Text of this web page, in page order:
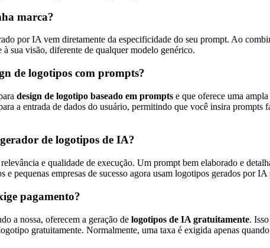
marca?
por IA vem diretamente da especificidade do seu prompt. Ao
sua visão, diferente de qualquer modelo genérico.
de logotipos com prompts?
design de logotipo baseado em prompts e que oferece uma
a entrada de dados do usuário, permitindo que você insira prompts
de logotipos de IA?
e qualidade de execução. Um prompt bem elaborado e
pequenas empresas de sucesso agora usam logotipos gerados por
pagamento?
a nossa, oferecem a geração de logotipos de IA gratuitamente.
gratuitamente. Normalmente, uma taxa é exigida apenas